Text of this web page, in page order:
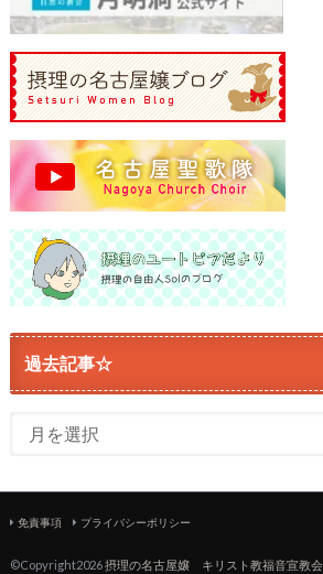
過去記事☆
免責事項 プライバシーポリシー
©Copyright2026摂理の名古屋嬢 キリスト教福音宣教